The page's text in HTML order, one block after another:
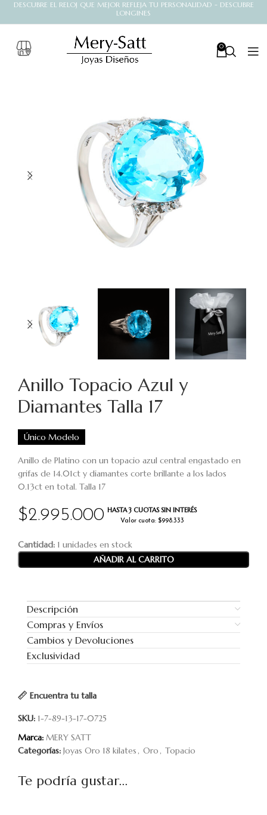
DESCUBRE EL RELOJ QUE MEJOR REFLEJA TU PERSONALIDAD - DESCUBRE
LONGINES
0
Anillo Topacio Azul y
Diamantes Talla 17
$2.995.000 HASTA 3 CUOTAS SIN INTERÉS
Valor cuota: $998.333
Único Modelo
Anillo de Platino con un topacio azul central engastado en
grifas de 14.01ct y diamantes corte brillante a los lados
0.13ct en total. Talla 17
Cantidad: 1 unidades en stock
AÑADIR AL CARRITO
Encuentra tu talla
Descripción
Compras y Envíos
Cambios y Devoluciones
Exclusividad
SKU: 1-7-89-13-17-0725
Categorías: Joyas Oro 18 kilates, Oro, Topacio
Marca: MERY SATT
Te podría gustar...